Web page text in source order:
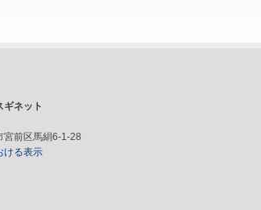
ギネット
宮前区馬絹6-1-28
ける表示